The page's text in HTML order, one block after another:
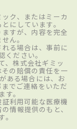
ク、またはミーカ
にしています。
すが、内容を完全
ん。
る場合は、事前に
ださい。
、株式会社ギミッ
の賠償の責任を一
ある場合には、お
でご連絡をいただ
。
利用可能な医療機
情報提供のもと、